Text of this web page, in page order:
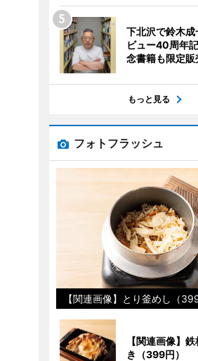
下北沢で鈴木成
ビュー40周年
念書籍も限定販
もっと見る
フォトフラッシュ
【関連画像】とり釜めし（399
【関連画像】
き（399円）